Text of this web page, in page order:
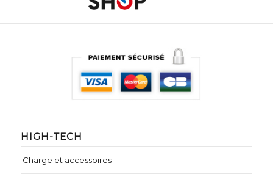
HIGH-TECH
Charge et accessoires